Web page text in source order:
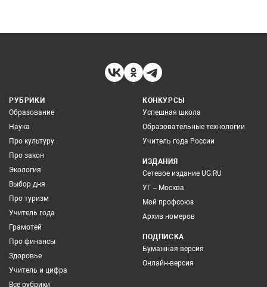
РУБРИКИ
Образование
Наука
Про культуру
Про закон
Экология
Выбор дня
Про туризм
Учитель года
Грамотей
Про финансы
Здоровье
Учитель и цифра
Все рубрики
КОНКУРСЫ
Успешная школа
Образовательные технологии
Учитель года России
ИЗДАНИЯ
Сетевое издание UG.RU
УГ – Москва
Мой профсоюз
Архив номеров
ПОДПИСКА
Бумажная версия
Онлайн-версия